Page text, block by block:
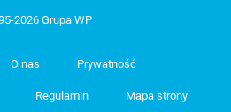
2026 Grupa WP
O nas Prywatność
Regulamin Mapa strony